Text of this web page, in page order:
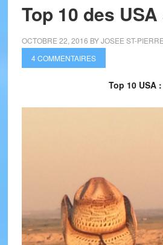
Top 10 des
OCTOBRE 22, 2016 BYJOSEE ST-PIERRE
4 COMMENTAIRES
Top 10 USA :